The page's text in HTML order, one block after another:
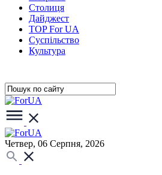
Столиця
Дайджест
TOP For UA
Суспiльство
Культура
Четвер, 06 Серпня, 2026